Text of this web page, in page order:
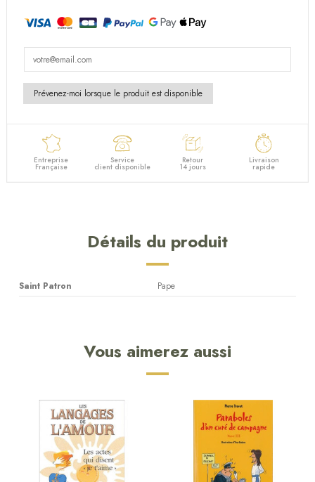
Entreprise
Française
Service
client disponible
Retour
14 jours
Livraison
rapide
Détails du produit
Saint Patron Pape
Vous aimerez aussi